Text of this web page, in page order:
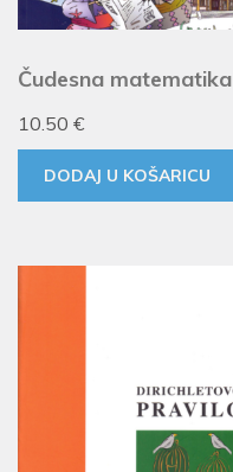
Čudesna matematika
10.50 €
DODAJ U KOŠARICU